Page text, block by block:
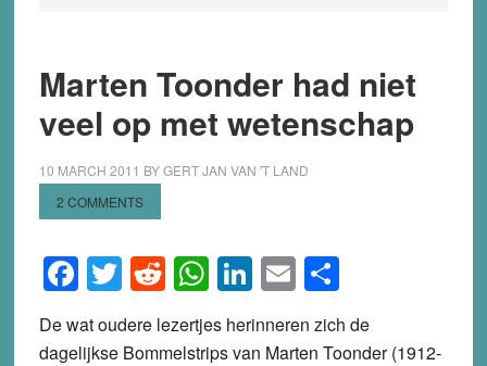
Marten Toonder had niet
veel op met wetenschap
10 MARCH 2011 BYGERT JAN VAN 'T LAND
2 COMMENTS
Facebook
Twitter
Reddit
WhatsApp
LinkedIn
EmailShare
De wat oudere lezertjes herinneren zich de
dagelijkse Bommelstrips van Marten Toonder (1912-